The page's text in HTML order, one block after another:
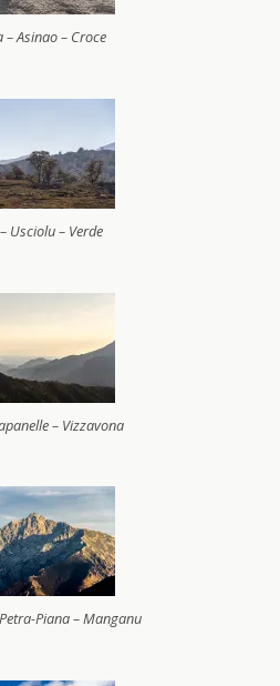
– Asinao – Croce
Usciolu – Verde
– Vizzavona
Piana – Manganu